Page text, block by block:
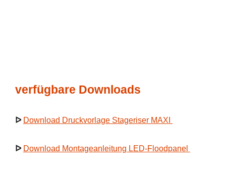
verfügbare Downloads
ᐅ Download Druckvorlage Stageriser MAXI
ᐅ Download Montageanleitung LED-Floodpanel